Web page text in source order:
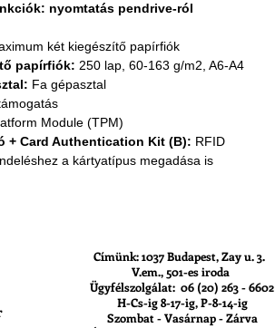
nyomtatás pendrive-ról
két kiegészítő papírfiók
papírfiók: 250 lap, 60-163 g/m2, A6-A4
Fa gépasztal
Module (TPM)
+ Card Authentication Kit (B): RFID
a kártyatípus megadása is
Címünk: 1037 Budapest, Zay u. 3.
V.em., 501-es iroda
Ügyfélszolgálat: 06 (20) 263 - 6602
H-Cs-ig 8-17-ig, P-8-14-ig
Szombat - Vasárnap - Zárva